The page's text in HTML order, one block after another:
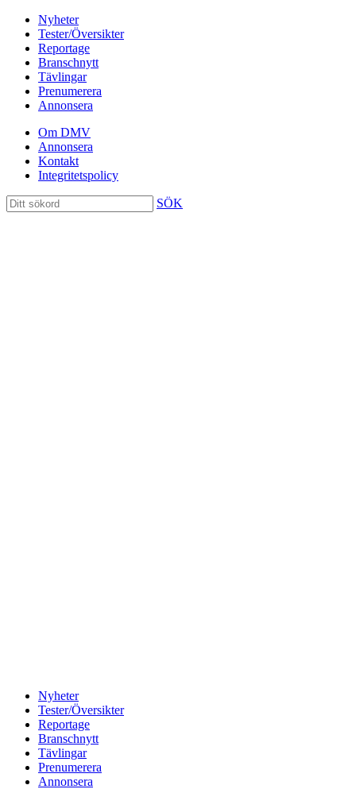
Nyheter
Tester/Översikter
Reportage
Branschnytt
Tävlingar
Prenumerera
Annonsera
Om DMV
Annonsera
Kontakt
Integritetspolicy
SÖK
Nyheter
Tester/Översikter
Reportage
Branschnytt
Tävlingar
Prenumerera
Annonsera